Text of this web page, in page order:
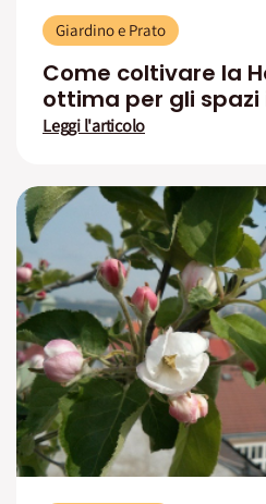
Giardino e Prato
Come coltivare la
ottima per gli spazi
Leggi l'articolo